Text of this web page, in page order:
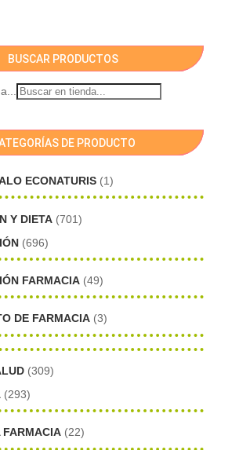
BUSCAR PRODUCTOS
DE PRODUCTO
ECONATURIS (1)
Y DIETA (701)
(696)
FARMACIA (49)
DE FARMACIA (3)
(309)
(293)
FARMACIA (22)